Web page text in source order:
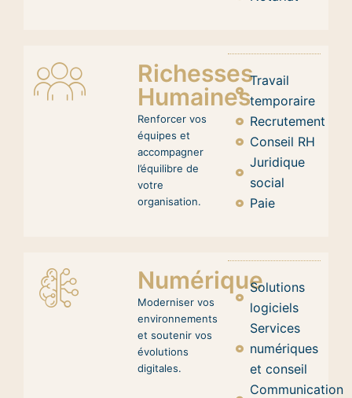
Richesses
Humaines
Renforcer vos
équipes et
accompagner
l’équilibre de
votre
organisation.
Travail
temporaire
Recrutement
Conseil RH
Juridique
social
Paie
Numérique
Moderniser vos
environnements
et soutenir vos
évolutions
digitales.
Solutions
logiciels
Services
numériques
et conseil
Communication